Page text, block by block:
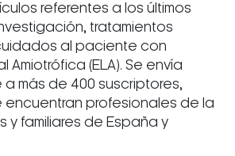
referentes a los últimos
tratamientos
al paciente con
Amiotrófica (ELA). Se envía
más de 400 suscriptores,
encuentran profesionales de la
y familiares de España y